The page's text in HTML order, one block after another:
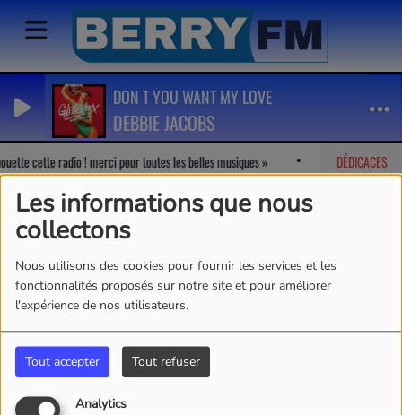
Les informations que nous
collectons
Nous utilisons des cookies pour fournir les services et les
fonctionnalités proposés sur notre site et pour améliorer
l'expérience de nos utilisateurs.
Tout accepter Tout refuser
Analytics
DON T YOU WANT MY LOVE
DEBBIE JACOBS
DÉDICACES
cette radio ! merci pour toutes les belles musiques Marion-